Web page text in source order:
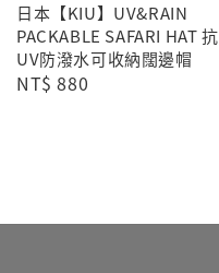
日本【KIU】UV&RAIN
PACKABLE SAFARI HAT 抗
UV防潑水可收納闊邊帽
Regular
NT$ 880